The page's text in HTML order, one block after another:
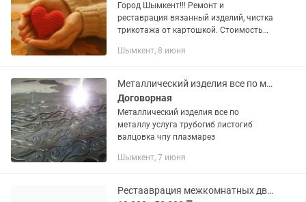
Город Шымкент!!! Ремонт и
реставрация вязанный изделий, чистка
трикотажа от картошкой. Стоимость
от сложности
Шымкент, 8 июня
Металлический изделия все по металлу
Договорная
Металлический изделия все по
металлу услуга трубогиб листогиб
валцовка чпу плазмарез
Шымкент, 7 июня
Рестааврация межкомнатных дверей,лестниц,мебели и др.дерев.изделий